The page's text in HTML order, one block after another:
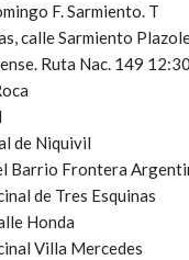
F. Sarmiento. T
calle Sarmiento
Ruta Nac. 149
de Niquivil
Barrio Frontera
de Tres Esquinas
Honda
Villa Mercedes